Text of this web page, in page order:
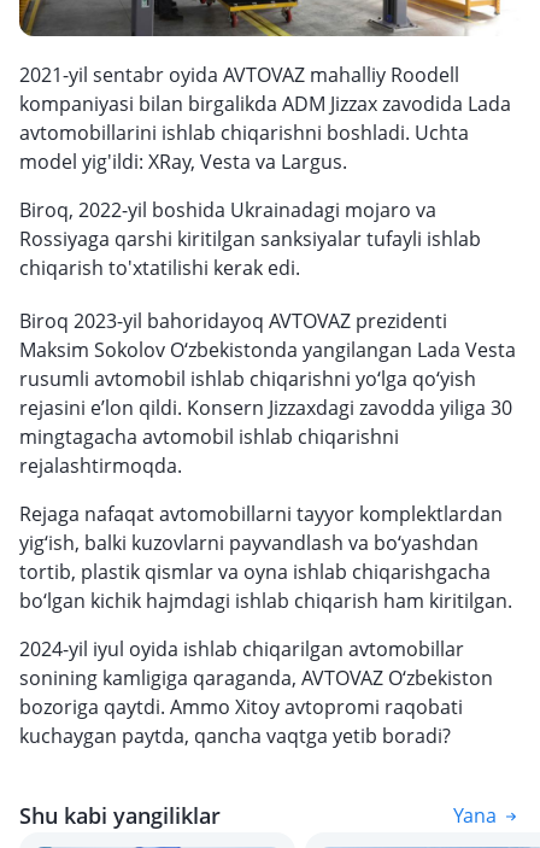
2021-yil sentabr oyida AVTOVAZ mahalliy Roodell
kompaniyasi bilan birgalikda ADM Jizzax zavodida Lada
avtomobillarini ishlab chiqarishni boshladi. Uchta
model yig'ildi: XRay, Vesta va Largus.
Biroq, 2022-yil boshida Ukrainadagi mojaro va
Rossiyaga qarshi kiritilgan sanksiyalar tufayli ishlab
chiqarish to'xtatilishi kerak edi.
Biroq 2023-yil bahoridayoq AVTOVAZ prezidenti
Maksim Sokolov O‘zbekistonda yangilangan Lada Vesta
rusumli avtomobil ishlab chiqarishni yo‘lga qo‘yish
rejasini e’lon qildi. Konsern Jizzaxdagi zavodda yiliga 30
mingtagacha avtomobil ishlab chiqarishni
rejalashtirmoqda.
Rejaga nafaqat avtomobillarni tayyor komplektlardan
yig‘ish, balki kuzovlarni payvandlash va bo‘yashdan
tortib, plastik qismlar va oyna ishlab chiqarishgacha
bo‘lgan kichik hajmdagi ishlab chiqarish ham kiritilgan.
2024-yil iyul oyida ishlab chiqarilgan avtomobillar
sonining kamligiga qaraganda, AVTOVAZ O‘zbekiston
bozoriga qaytdi. Ammo Xitoy avtopromi raqobati
kuchaygan paytda, qancha vaqtga yetib boradi?
Shu kabi yangiliklar Yana